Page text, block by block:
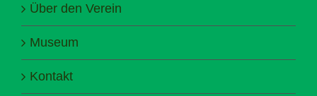
Über den Verein
Museum
Kontakt